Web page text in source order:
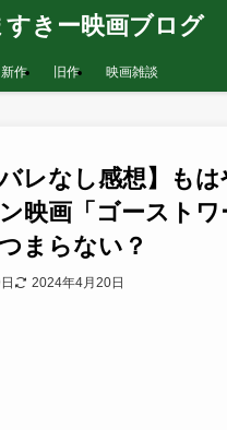
すきー映画ブログ
新作 旧作 映画雑談
バレなし感想】も
映画「ゴーストワ
まらない？
2024年4月20日